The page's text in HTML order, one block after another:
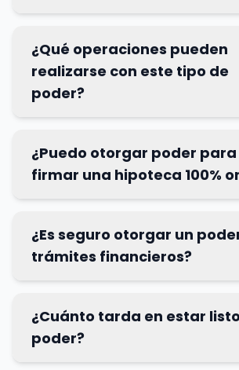
¿Qué operaciones pueden
realizarse con este tipo de
poder?
¿Puedo otorgar poder para
firmar una hipoteca 100%
¿Es seguro otorgar un
trámites financieros?
¿Cuánto tarda en estar
poder?